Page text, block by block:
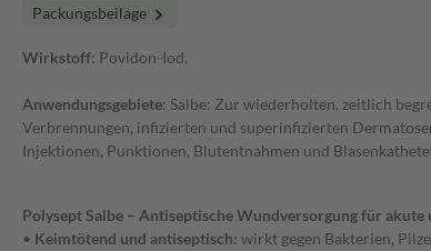
Packungsbeilage
Wirkstoff: Povidon-Iod.
Anwendungsgebiete: Salbe: Zur wiederholten, zeitlich
Verbrennungen, infizierten und superinfizierten
Injektionen, Punktionen, Blutentnahmen und
Polysept Salbe – Antiseptische Wundversorgung für
• Keimtötend und antiseptisch: wirkt gegen Bakterien,